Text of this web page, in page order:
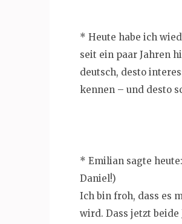
* Heute habe ich
seit ein paar Jahren
deutsch, desto
kennen – und desto
* Emilian sagte
Daniel!)
Ich bin froh, dass es
wird. Dass jetzt